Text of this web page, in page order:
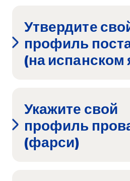
Утвердите
профиль
(на испанском
Укажите свой
профиль
(фарси)